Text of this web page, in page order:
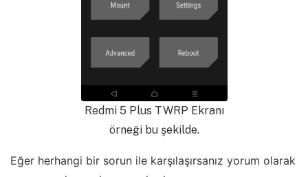
Redmi 5 Plus TWRP Ekranı
örneği bu şekilde.
Eğer herhangi bir sorun ile karşılaşırsanız yorum olarak